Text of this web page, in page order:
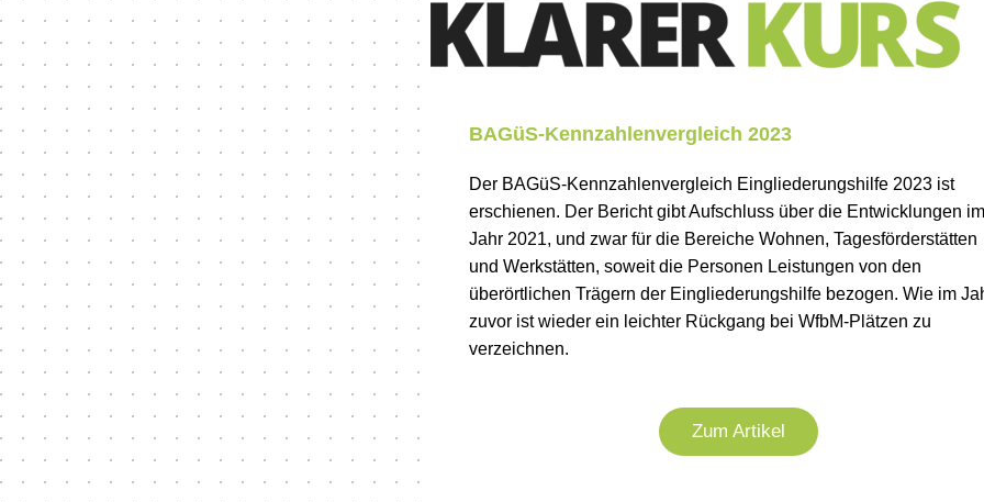
BAGüS-Kennzahlenvergleich 2023
Der BAGüS-Kennzahlenvergleich Eingliederungshilfe 2023 ist
erschienen. Der Bericht gibt Aufschluss über die Entwicklungen im
Jahr 2021, und zwar für die Bereiche Wohnen, Tagesförderstätten
und Werkstätten, soweit die Personen Leistungen von den
überörtlichen Trägern der Eingliederungshilfe bezogen. Wie im
zuvor ist wieder ein leichter Rückgang bei WfbM-Plätzen zu
verzeichnen.
Zum Artikel